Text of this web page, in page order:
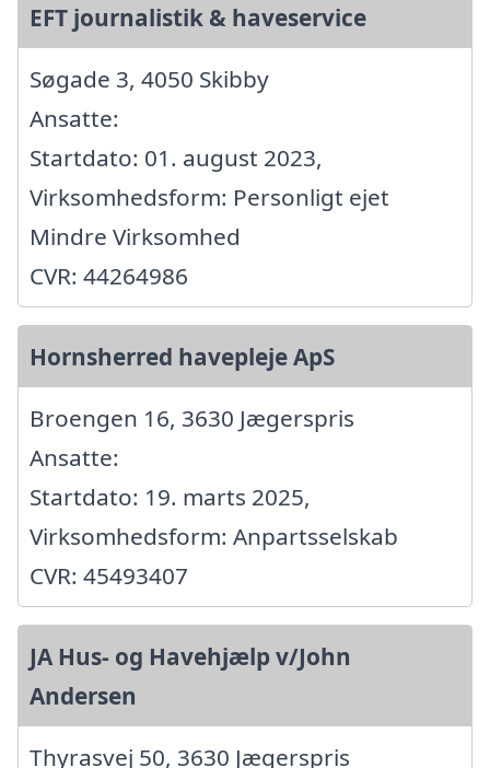
EFT journalistik & haveservice
Søgade 3, 4050 Skibby
Ansatte:
Startdato: 01. august 2023,
Virksomhedsform: Personligt ejet
Mindre Virksomhed
CVR: 44264986
Hornsherred havepleje ApS
Broengen 16, 3630 Jægerspris
Ansatte:
Startdato: 19. marts 2025,
Virksomhedsform: Anpartsselskab
CVR: 45493407
JA Hus- og Havehjælp v/John
Andersen
Thyrasvej 50, 3630 Jægerspris